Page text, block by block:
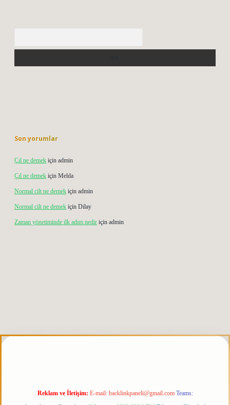
Son yorumlar
Çıl ne demek için admin
Çıl ne demek için Melda
Normal cilt ne demek için admin
Normal cilt ne demek için Dilay
Zaman yönetiminde ilk adım nedir için admin
Reklam ve İletişim: E-mail: backlinkpaneli@gmail.com Teams: